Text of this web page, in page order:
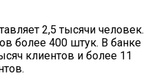
2,5 тысячи человек.
более 400 штук. В банке
клиентов и более 11